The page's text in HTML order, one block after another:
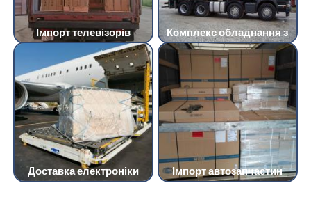
Імпорт телевізорів Комплекс обладнання з
Доставка електроніки Імпорт автозапчастин